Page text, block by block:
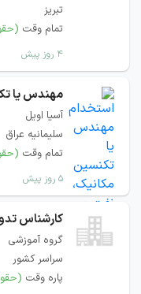
تبریز
تمام وقت
۴ روز پیش
مهندس یا
آسیا اویل
سلیمانیه عراق
تمام وقت
۵ روز پیش
کارشناس
گروه آموزشی
سراسر کشور
پاره وقت